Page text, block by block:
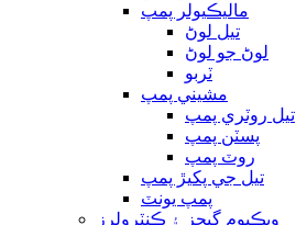
ماليڪيولر پمپ
تيل لوڻ
لوڻ جو لوڻ
ٽربو
مشيني پمپ
تيل روٽري پمپ
پسٽن پمپ
روٽ پمپ
تيل جي پکيڙ پمپ
پمپ يونٽ
ويڪيوم گيجز ۽ ڪنٽرولرز